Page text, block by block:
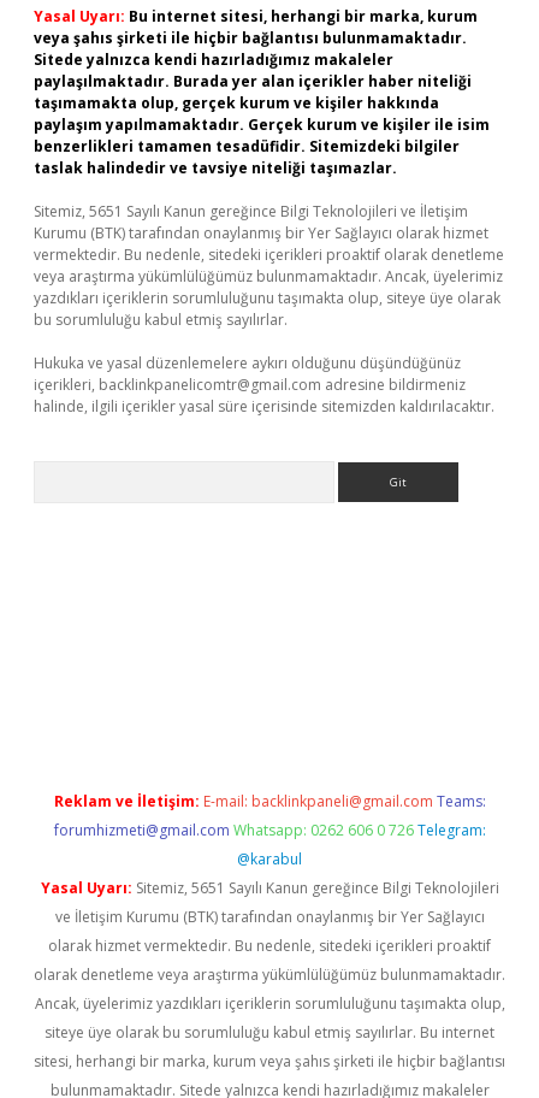
Yasal Uyarı: Bu internet sitesi, herhangi bir marka, kurum
veya şahıs şirketi ile hiçbir bağlantısı bulunmamaktadır.
Sitede yalnızca kendi hazırladığımız makaleler
paylaşılmaktadır. Burada yer alan içerikler haber niteliği
taşımamakta olup, gerçek kurum ve kişiler hakkında
paylaşım yapılmamaktadır. Gerçek kurum ve kişiler ile isim
benzerlikleri tamamen tesadüfidir. Sitemizdeki bilgiler
taslak halindedir ve tavsiye niteliği taşımazlar.
Sitemiz, 5651 Sayılı Kanun gereğince Bilgi Teknolojileri ve İletişim
Kurumu (BTK) tarafından onaylanmış bir Yer Sağlayıcı olarak hizmet
vermektedir. Bu nedenle, sitedeki içerikleri proaktif olarak denetleme
veya araştırma yükümlülüğümüz bulunmamaktadır. Ancak, üyelerimiz
yazdıkları içeriklerin sorumluluğunu taşımakta olup, siteye üye olarak
bu sorumluluğu kabul etmiş sayılırlar.
Hukuka ve yasal düzenlemelere aykırı olduğunu düşündüğünüz
içerikleri, backlinkpanelicomtr@gmail.com adresine bildirmeniz
halinde, ilgili içerikler yasal süre içerisinde sitemizden kaldırılacaktır.
Reklam ve İletişim: E-mail: backlinkpaneli@gmail.com Teams:
forumhizmeti@gmail.com Whatsapp: 0262 606 0 726 Telegram:
@karabul
Yasal Uyarı: Sitemiz, 5651 Sayılı Kanun gereğince Bilgi Teknolojileri
ve İletişim Kurumu (BTK) tarafından onaylanmış bir Yer Sağlayıcı
olarak hizmet vermektedir. Bu nedenle, sitedeki içerikleri proaktif
olarak denetleme veya araştırma yükümlülüğümüz bulunmamaktadır.
Ancak, üyelerimiz yazdıkları içeriklerin sorumluluğunu taşımakta olup,
siteye üye olarak bu sorumluluğu kabul etmiş sayılırlar. Bu internet
sitesi, herhangi bir marka, kurum veya şahıs şirketi ile hiçbir bağlantısı
bulunmamaktadır. Sitede yalnızca kendi hazırladığımız makaleler